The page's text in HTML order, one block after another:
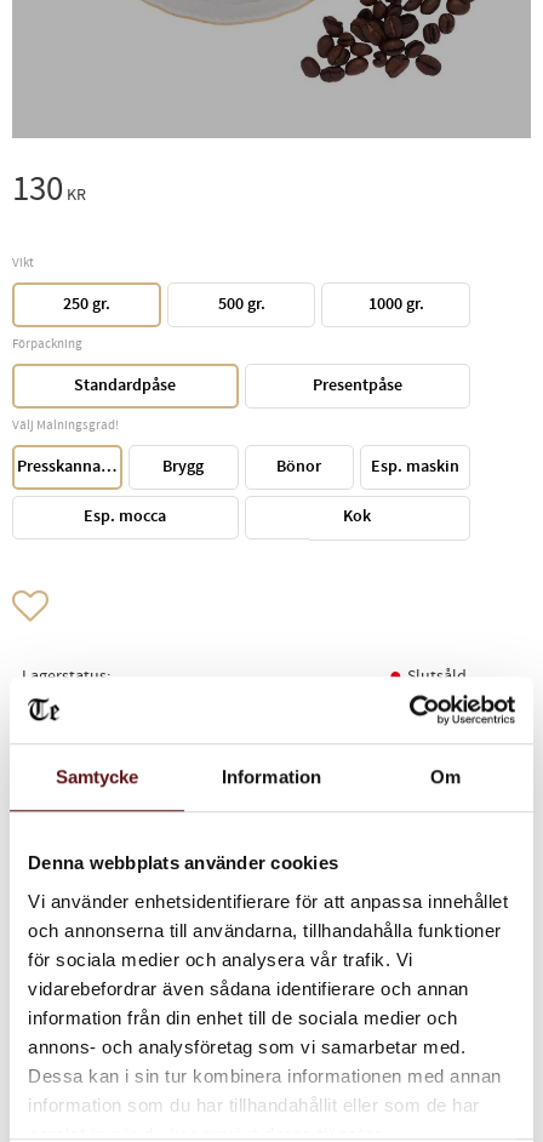
Samtycke Information Om
Denna webbplats använder cookies
Vi använder enhetsidentifierare för att anpassa innehållet
och annonserna till användarna, tillhandahålla funktioner
för sociala medier och analysera vår trafik. Vi
vidarebefordrar även sådana identifierare och annan
information från din enhet till de sociala medier och
annons- och analysföretag som vi samarbetar med.
Dessa kan i sin tur kombinera informationen med annan
information som du har tillhandahållit eller som de har
130 KR
Vikt
250 gr. 500 gr. 1000 gr.
Förpackning
Standardpåse Presentpåse
Välj Malningsgrad!
Presskanna/PerkulatorBrygg Bönor Esp. maskin
Esp. mocca Kok
Lägg till i favoriter
Lagerstatus
Slutsåld
Vikt
0,25 kg
Detta är ett härligt mörkrostat kaffe som passar bra att bryggas som
samtidigt som de har en mjuk och fin avslutning med toner av fikon och
kryddor.
Ursprung:Brasilien, Indonesien, Colombia och Kenya.
Rostning:9/10
Fyllighet:8/10
Syrlighet:4/10
Glöm inte att ange vid beställning om du önskar brygg, bistro,
espresso, kok eller hela bönor!